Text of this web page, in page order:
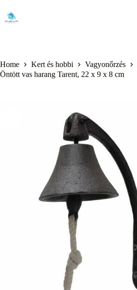
content
Home Kert és hobbi Vagyonőrzés
Öntött vas harang Tarent, 22 x 9 x 8 cm